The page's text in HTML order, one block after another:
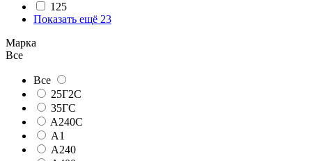
125
Показать ещё 23
Марка
Все
Все
25Г2С
35ГС
A240C
А1
А240